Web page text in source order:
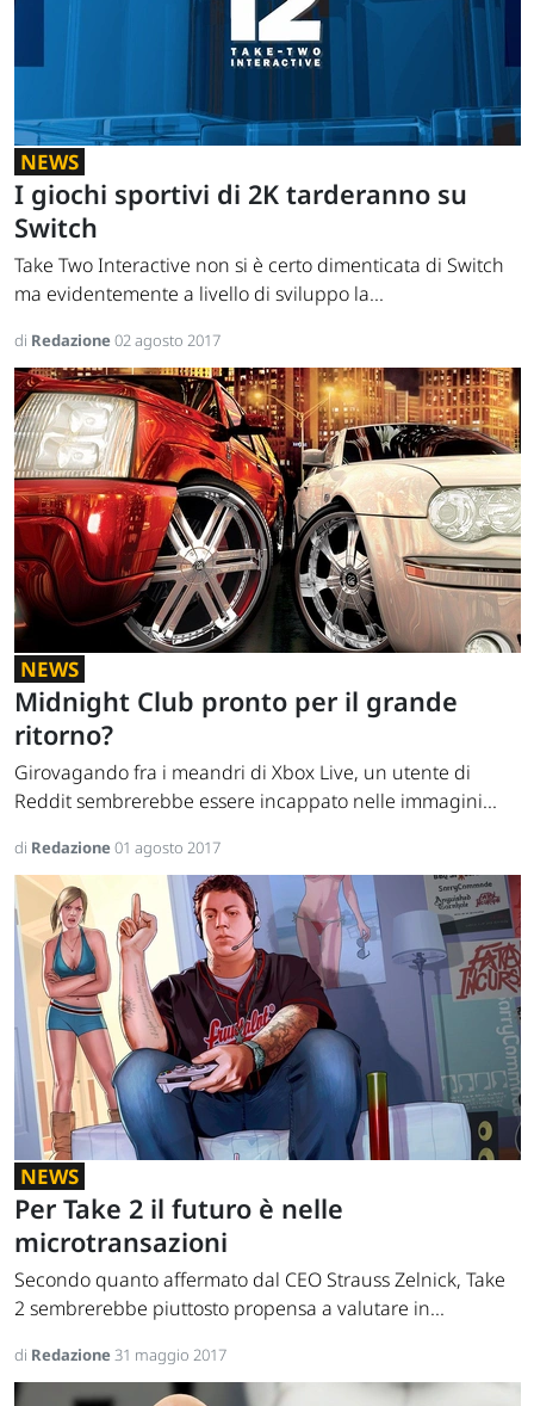
NEWS
I giochi sportivi di 2K tarderanno su
Switch
Take Two Interactive non si è certo dimenticata di Switch
ma evidentemente a livello di sviluppo la...
di Redazione02 agosto 2017
NEWS
Midnight Club pronto per il grande
ritorno?
Girovagando fra i meandri di Xbox Live, un utente di
Reddit sembrerebbe essere incappato nelle immagini...
di Redazione01 agosto 2017
NEWS
Per Take 2 il futuro è nelle
microtransazioni
Secondo quanto affermato dal CEO Strauss Zelnick, Take
2 sembrerebbe piuttosto propensa a valutare in...
di Redazione31 maggio 2017